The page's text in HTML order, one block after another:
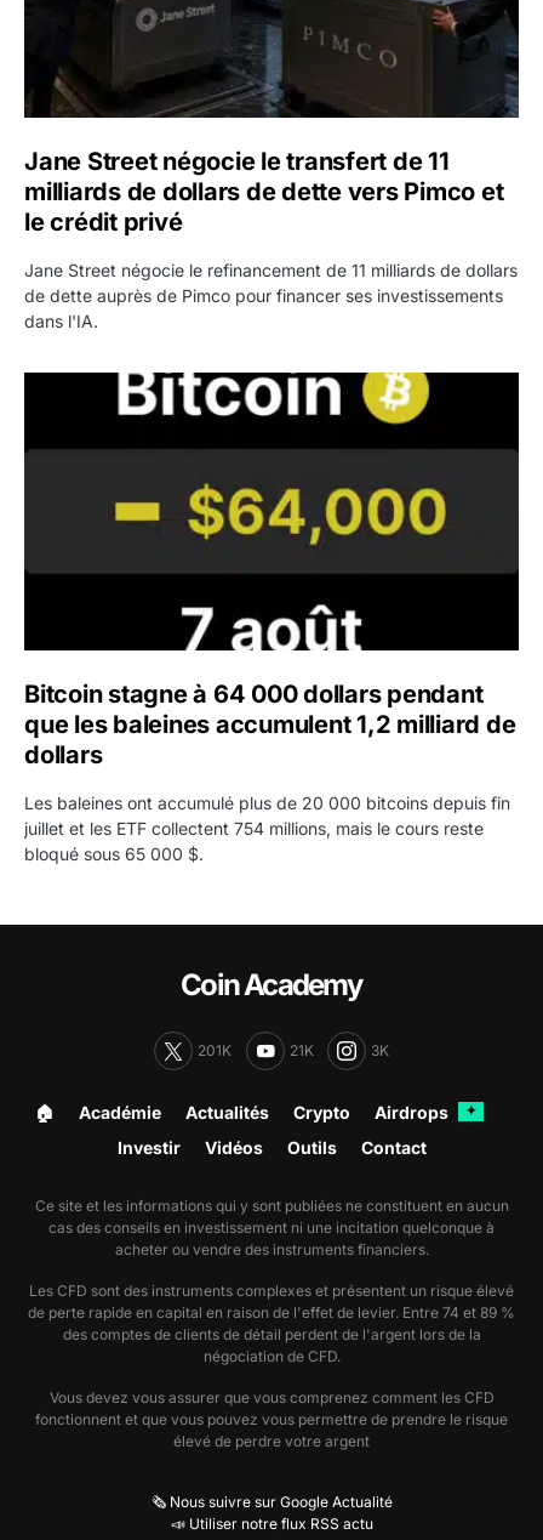
Jane Street négocie le transfert de 11
milliards de dollars de dette vers Pimco et
le crédit privé
Jane Street négocie le refinancement de 11 milliards de dollars
de dette auprès de Pimco pour financer ses investissements
dans l'IA.
Bitcoin stagne à 64 000 dollars pendant que les
Bitcoin stagne à 64 000 dollars pendant
que les baleines accumulent 1,2 milliard de
dollars
Les baleines ont accumulé plus de 20 000 bitcoins depuis fin
juillet et les ETF collectent 754 millions, mais le cours reste
bloqué sous 65 000 $.
Coin Academy
201K 21K 3K
🏠︎ Académie Actualités Crypto Airdrops ✦
Investir Vidéos Outils Contact
Ce site et les informations qui y sont publiées ne constituent en aucun
cas des conseils en investissement ni une incitation quelconque à
acheter ou vendre des instruments financiers.
Les CFD sont des instruments complexes et présentent un risque élevé
de perte rapide en capital en raison de l'effet de levier. Entre 74 et 89 %
des comptes de clients de détail perdent de l'argent lors de la
négociation de CFD.
Vous devez vous assurer que vous comprenez comment les CFD
fonctionnent et que vous pouvez vous permettre de prendre le risque
élevé de perdre votre argent
🗞️ Nous suivre sur Google Actualité
📣 Utiliser notre flux RSS actu